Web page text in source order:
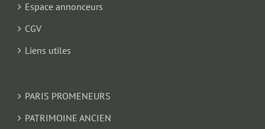
Espace annonceurs
CGV
Liens utiles
PARIS PROMENEURS
PATRIMOINE ANCIEN